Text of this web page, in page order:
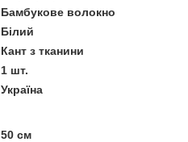
Бамбукове волокно
Білий
Кант з тканини
1 шт.
Україна
50 см